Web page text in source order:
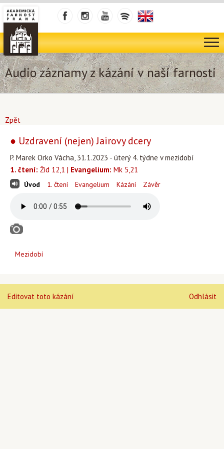
Audio záznamy z kázání v naší farnosti
Zpět
● Uzdravení (nejen) Jairovy dcery
P. Marek Orko Vácha, 31.1.2023 - úterý 4. týdne v mezidobí
1. čtení: Žid 12,1 | Evangelium: Mk 5,21
Úvod 1. čtení Evangelium Kázání Závěr
Mezidobí
Editovat toto kázání Odhlásit